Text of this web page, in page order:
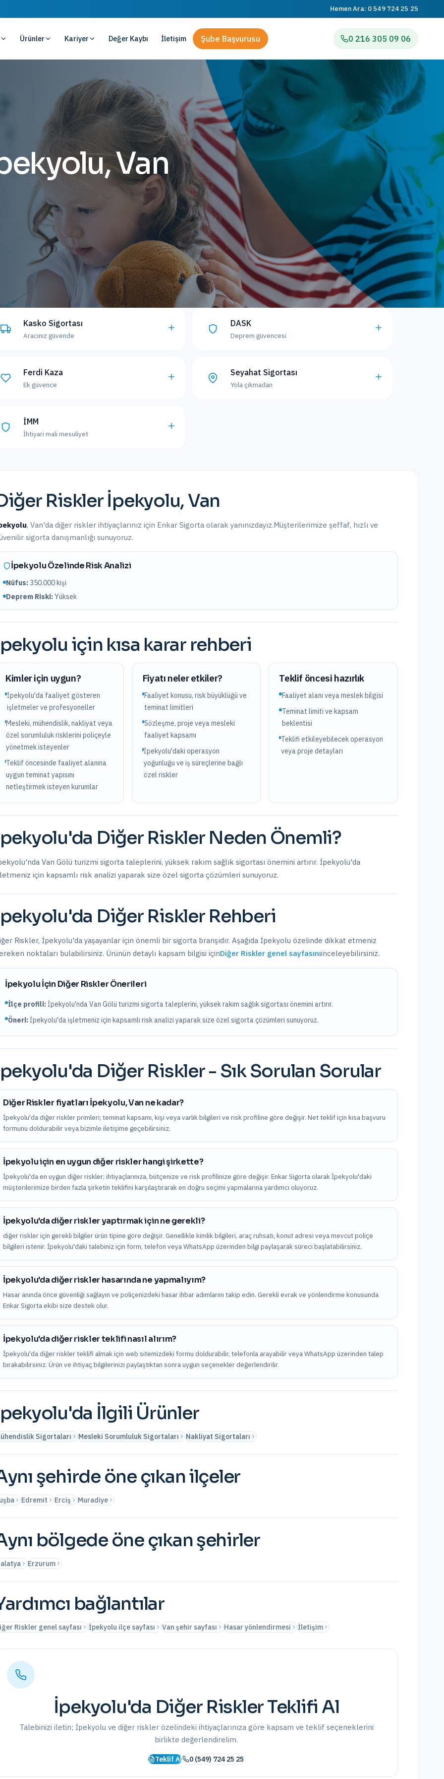
Hemen Ara: 0 549 724 25 25
Ürünler Kariyer Değer Kaybı İletişim Şube Başvurusu 0 216 305 09 06
Van
Kasko Sigortası
Aracınız güvende
DASK
Deprem güvencesi
Ferdi Kaza
Ek güvence
Seyahat Sigortası
Yola çıkmadan
İMM
İhtiyari mali mesuliyet
Riskler İpekyolu, Van
, Van'da diğer riskler ihtiyaçlarınız için Enkar Sigorta olarak yanınızdayız.Müşterilerimize şeffaf, hızlı ve
sigorta danışmanlığı sunuyoruz.
İpekyoluÖzelinde Risk Analizi
Nüfus: 350.000kişi
Deprem Riski:Yüksek
için kısa karar rehberi
Kimler için uygun?
İpekyolu'da faaliyet gösteren
işletmeler ve profesyoneller
Mesleki, mühendislik, nakliyat veya
özel sorumluluk risklerini poliçeyle
yönetmek isteyenler
Teklif öncesinde faaliyet alanına
uygun teminat yapısını
netleştirmek isteyen kurumlar
Fiyatı neler etkiler?
Faaliyet konusu, risk büyüklüğü ve
teminat limitleri
Sözleşme, proje veya mesleki
faaliyet kapsamı
İpekyolu'daki operasyon
yoğunluğu ve iş süreçlerine bağlı
özel riskler
Teklif öncesi hazırlık
Faaliyet alanı veya meslek bilgisi
Teminat limiti ve kapsam
beklentisi
Teklifi etkileyebilecek operasyon
veya proje detayları
'da Diğer RisklerNeden Önemli?
Van Gölü turizmi sigorta taleplerini, yüksek rakım sağlık sigortası önemini artırır. İpekyolu'da
için kapsamlı risk analizi yaparak size özel sigorta çözümleri sunuyoruz.
'da Diğer RisklerRehberi
Riskler, İpekyolu'da yaşayanlar için önemli bir sigorta branşıdır. Aşağıda İpekyolu özelinde dikkat etmeniz
noktaları bulabilirsiniz. Ürünün detaylı kapsam bilgisi içinDiğer Riskler genel sayfasınıinceleyebilirsiniz.
İpekyoluİçin Diğer RisklerÖnerileri
İlçe profili:İpekyolu'nda Van Gölü turizmi sigorta taleplerini, yüksek rakım sağlık sigortası önemini artırır.
Öneri:İpekyolu'da işletmeniz için kapsamlı risk analizi yaparak size özel sigorta çözümleri sunuyoruz.
'da Diğer Riskler- Sık Sorulan Sorular
Diğer Riskler fiyatları İpekyolu, Van ne kadar?
İpekyolu'da diğer riskler primleri; teminat kapsamı, kişi veya varlık bilgileri ve risk profiline göre değişir. Net teklif için kısa başvuru
formunu doldurabilir veya bizimle iletişime geçebilirsiniz.
İpekyolu için en uygun diğer riskler hangi şirkette?
İpekyolu'da en uygun diğer riskler; ihtiyaçlarınıza, bütçenize ve risk profilinize göre değişir. Enkar Sigorta olarak İpekyolu'daki
müşterilerimize birden fazla şirketin teklifini karşılaştırarak en doğru seçimi yapmalarına yardımcı oluyoruz.
İpekyolu'da diğer riskler yaptırmak için ne gerekli?
diğer riskler için gerekli bilgiler ürün tipine göre değişir. Genellikle kimlik bilgileri, araç ruhsatı, konut adresi veya mevcut poliçe
bilgileri istenir. İpekyolu'daki talebiniz için form, telefon veya WhatsApp üzerinden bilgi paylaşarak süreci başlatabilirsiniz.
İpekyolu'da diğer riskler hasarında ne yapmalıyım?
Hasar anında önce güvenliği sağlayın ve poliçenizdeki hasar ihbar adımlarını takip edin. Gerekli evrak ve yönlendirme konusunda
Enkar Sigorta ekibi size destek olur.
İpekyolu'da diğer riskler teklifi nasıl alırım?
İpekyolu'da diğer riskler teklifi almak için web sitemizdeki formu doldurabilir, telefonla arayabilir veya WhatsApp üzerinden talep
bırakabilirsiniz. Ürün ve ihtiyaç bilgilerinizi paylaştıktan sonra uygun seçenekler değerlendirilir.
'da İlgili Ürünler
Sigortaları Mesleki Sorumluluk Sigortaları Nakliyat Sigortaları
şehirde öne çıkan ilçeler
Edremit Erciş Muradiye
bölgede öne çıkan şehirler
Erzurum
bağlantılar
Riskler genel sayfası İpekyolu ilçe sayfası Van şehir sayfası Hasar yönlendirmesi İletişim
İpekyolu'da Diğer RisklerTeklifi Al
Talebinizi iletin; İpekyolu ve diğer risklerözelindeki ihtiyaçlarınıza göre kapsam ve teklif seçeneklerini
birlikte değerlendirelim.
Teklif Al 0 (549) 724 25 25